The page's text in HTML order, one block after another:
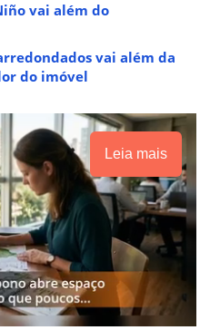
vai além do
vai além da
do imóvel
Leia mais